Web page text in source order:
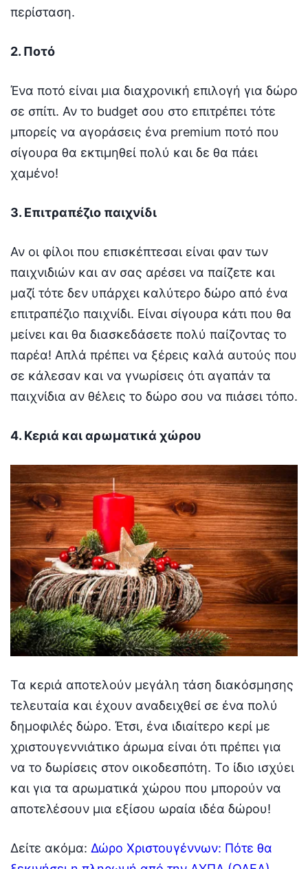
περίσταση.
2. Ποτό
Ένα ποτό είναι μια διαχρονική επιλογή για δώρο
σε σπίτι. Αν το budget σου στο επιτρέπει τότε
μπορείς να αγοράσεις ένα premium ποτό που
σίγουρα θα εκτιμηθεί πολύ και δε θα πάει
χαμένο!
3. Επιτραπέζιο παιχνίδι
Αν οι φίλοι που επισκέπτεσαι είναι φαν των
παιχνιδιών και αν σας αρέσει να παίζετε και
μαζί τότε δεν υπάρχει καλύτερο δώρο από ένα
επιτραπέζιο παιχνίδι. Είναι σίγουρα κάτι που θα
μείνει και θα διασκεδάσετε πολύ παίζοντας το
παρέα! Απλά πρέπει να ξέρεις καλά αυτούς που
σε κάλεσαν και να γνωρίσεις ότι αγαπάν τα
παιχνίδια αν θέλεις το δώρο σου να πιάσει τόπο.
4. Κεριά και αρωματικά χώρου
Τα κεριά αποτελούν μεγάλη τάση διακόσμησης
τελευταία και έχουν αναδειχθεί σε ένα πολύ
δημοφιλές δώρο. Έτσι, ένα ιδιαίτερο κερί με
χριστουγεννιάτικο άρωμα είναι ότι πρέπει για
να το δωρίσεις στον οικοδεσπότη. Το ίδιο ισχύει
και για τα αρωματικά χώρου που μπορούν να
αποτελέσουν μια εξίσου ωραία ιδέα δώρου!
Δείτε ακόμα: Δώρο Χριστουγέννων: Πότε θα